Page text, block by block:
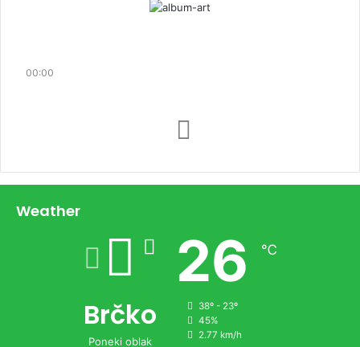
00:00
Weather
Brčko
Poneki oblak
26 ℃
38º - 23º
45%
2.77 km/h